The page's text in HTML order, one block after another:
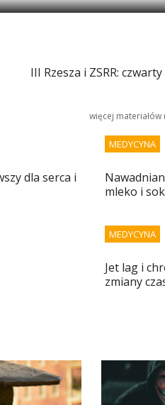
III Rzesza i ZSRR:
więcej materiałów
dla serca i
MEDYCYNA
mleko i
MEDYCYNA
Jet lag i
zmiany